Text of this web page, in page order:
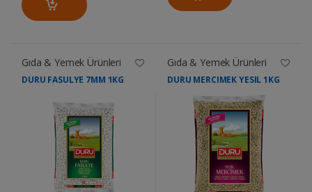
Gıda & Yemek Ürünleri
DURU FASULYE 7MM 1KG
Gıda & Yemek Ürünleri
DURU MERCIMEK YESIL 1KG